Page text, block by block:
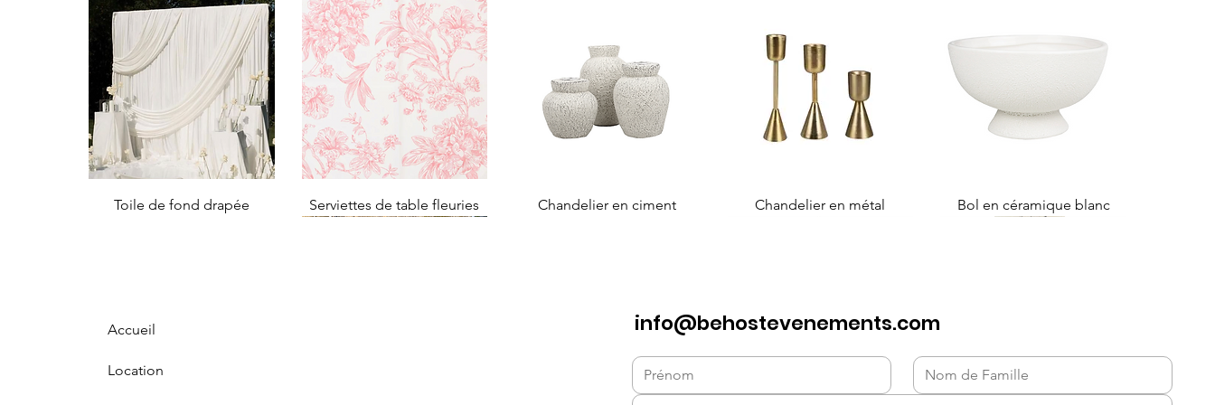
Toile de fond drapée Serviettes de table fleuries Chandelier en ciment Chandelier en métal Bol en céramique blanc
Accueil
Location
info@behostevenements.com